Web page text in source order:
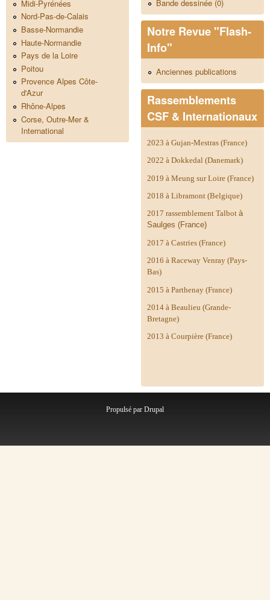
Midi-Pyrénées
Nord-Pas-de-Calais
Basse-Normandie
Haute-Normandie
Pays de la Loire
Poitou
Provence Alpes Côte-
d'Azur
Rhône-Alpes
Corse, Outre-Mer &
International
Bande dessinée (0)
Notre Revue "Flash-
Info"
Anciennes publications
Rassemblements
CSF & Internationaux
2023 à Gujan-Mestras (France)
2022 à Dokkedal (Danemark)
2019 à Meung sur Loire (France)
2018 à Libramont (Belgique)
2017 rassemblement Talbot à
Saulges (France)
2017 à Castries (France)
2016 à Raceway Venray (Pays-
Bas)
2015 à Parthenay (France)
2014 à Beaulieu (Grande-
Bretagne)
2013 à Courpière (France)
Propulsé par Drupal